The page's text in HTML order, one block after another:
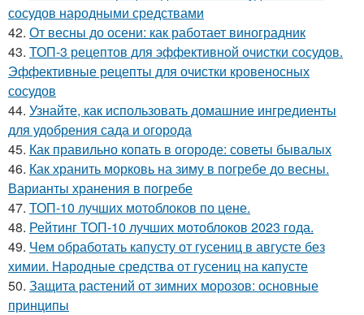
сосудов народными средствами
42. От весны до осени: как работает виноградник
43. ТОП-3 рецептов для эффективной очистки сосудов.
Эффективные рецепты для очистки кровеносных
сосудов
44. Узнайте, как использовать домашние ингредиенты
для удобрения сада и огорода
45. Как правильно копать в огороде: советы бывалых
46. Как хранить морковь на зиму в погребе до весны.
Варианты хранения в погребе
47. ТОП-10 лучших мотоблоков по цене.
48. Рейтинг ТОП-10 лучших мотоблоков 2023 года.
49. Чем обработать капусту от гусениц в августе без
химии. Народные средства от гусениц на капусте
50. Защита растений от зимних морозов: основные
принципы